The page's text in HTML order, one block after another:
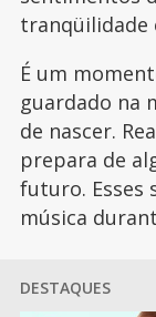
tranqüilidade
É um
guardado na
de nascer.
prepara de
futuro. Esses
música
DESTAQUES